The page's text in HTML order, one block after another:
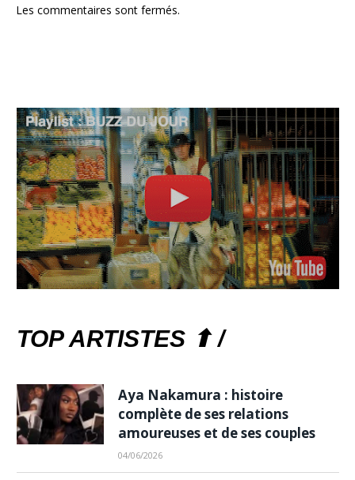
Les commentaires sont fermés.
TOP ARTISTES ⬆ /
Aya Nakamura : histoire
complète de ses relations
amoureuses et de ses couples
04/06/2026